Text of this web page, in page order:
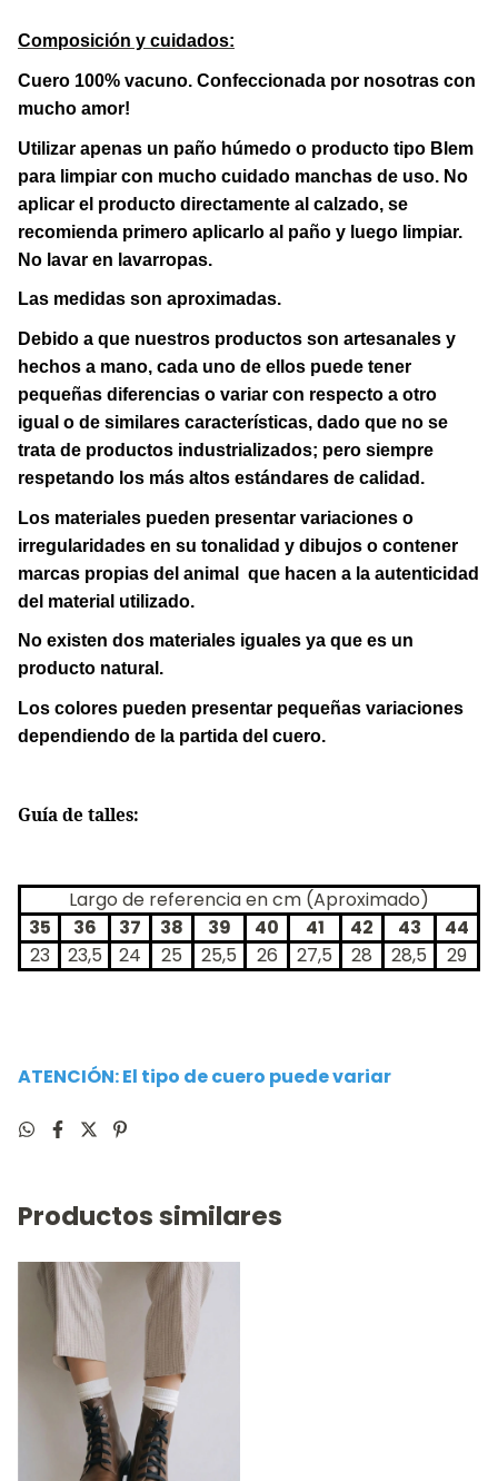
Composición y cuidados:
Cuero 100% vacuno. Confeccionada por nosotras con
mucho amor!
Utilizar apenas un paño húmedo o producto tipo Blem
para limpiar con mucho cuidado manchas de uso. No
aplicar el producto directamente al calzado, se
recomienda primero aplicarlo al paño y luego limpiar.
No lavar en lavarropas.
Las medidas son aproximadas.
Debido a que nuestros productos son artesanales y
hechos a mano, cada uno de ellos puede tener
pequeñas diferencias o variar con respecto a otro
igual o de similares características, dado que no se
trata de productos industrializados; pero siempre
respetando los más altos estándares de calidad.
Los materiales pueden presentar variaciones o
irregularidades en su tonalidad y dibujos o contener
marcas propias del animal que hacen a la autenticidad
del material utilizado.
No existen dos materiales iguales ya que es un
producto natural.
Los colores pueden presentar pequeñas variaciones
dependiendo de la partida del cuero.
Guía de talles:
Largo de referencia en cm (Aproximado)
35
36 37 38 39 40 41 42 43
44
23
23,5 24 25 25,5 26 27,5 28 28,5 29
ATENCIÓN: El tipo de cuero puede variar
Productos similares